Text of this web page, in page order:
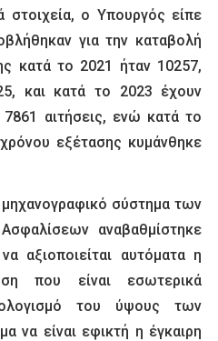
στοιχεία, ο Υπουργός είπε
για την καταβολή
κατά το 2021 ήταν 10257,
και κατά το 2023 έχουν
αιτήσεις, ενώ κατά το
εξέτασης κυμάνθηκε
σύστημα των
αναβαθμίστηκε
αξιοποιείται αυτόματα η
που είναι εσωτερικά
του ύψους των
να είναι εφικτή η έγκαιρη